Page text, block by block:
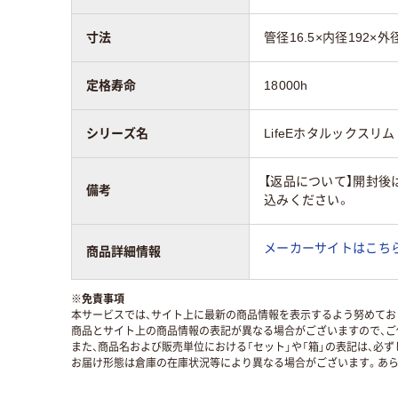
寸法 管径16.5×内径192×外
定格寿命 18000h
シリーズ名 LifeEホタルックスリム
備考
【返品について】開封
込みください。
商品詳細情報 メーカーサイトはこち
※免責事項
本サービスでは、サイト上に最新の商品情報を表示するよう努めてお
商品とサイト上の商品情報の表記が異なる場合がございますので、
また、商品名および販売単位における「セット」や「箱」の表記は、
お届け形態は倉庫の在庫状況等により異なる場合がございます。あ